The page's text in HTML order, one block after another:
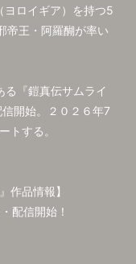
ヨロイギア）を持つ5
帝王・阿羅醐が率い
『鎧真伝サムライ
開始。２０２６年7
トする。
作品情報】
配信開始！